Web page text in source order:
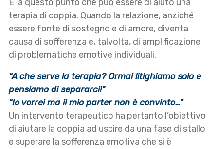
E’ a questo punto che può essere di aiuto una
terapia di coppia. Quando la relazione, anziché
essere fonte di sostegno e di amore, diventa
causa di sofferenza e, talvolta, di amplificazione
di problematiche emotive individuali.
“A che serve la terapia? Ormai litighiamo solo e
pensiamo di separarci!”
“Io vorrei ma il mio parter non è convinto…”
Un intervento terapeutico ha pertanto l’obiettivo
di aiutare la coppia ad uscire da una fase di stallo
e superare la sofferenza emotiva che si è